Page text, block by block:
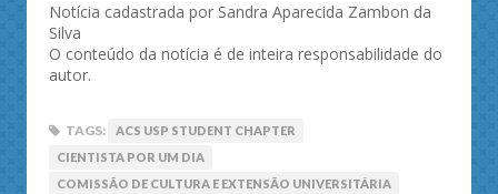
Notícia cadastrada por Sandra Aparecida Zambon da
Silva
O conteúdo da notícia é de inteira responsabilidade do
autor.
TAGS:
ACS USP STUDENT CHAPTER
CIENTISTA POR UM DIA
COMISSÃO DE CULTURA E EXTENSÃO UNIVERSITÁRIA